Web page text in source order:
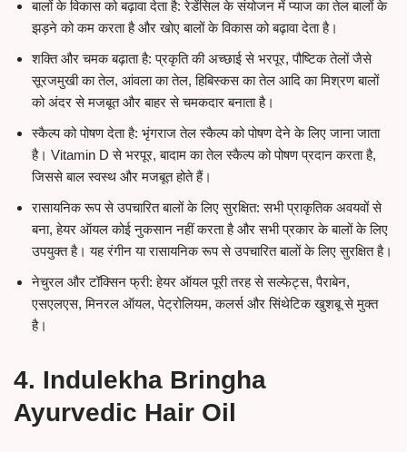
बालों के विकास को बढ़ावा देता है: रेडेंसिल के संयोजन में प्याज का तेल बालों के
झड़ने को कम करता है और खोए बालों के विकास को बढ़ावा देता है।
शक्ति और चमक बढ़ाता है: प्रकृति की अच्छाई से भरपूर, पौष्टिक तेलों जैसे
सूरजमुखी का तेल, आंवला का तेल, हिबिस्कस का तेल आदि का मिश्रण बालों
को अंदर से मजबूत और बाहर से चमकदार बनाता है।
स्कैल्प को पोषण देता है: भृंगराज तेल स्कैल्प को पोषण देने के लिए जाना जाता
है। Vitamin D से भरपूर, बादाम का तेल स्कैल्प को पोषण प्रदान करता है,
जिससे बाल स्वस्थ और मजबूत होते हैं।
रासायनिक रूप से उपचारित बालों के लिए सुरक्षित: सभी प्राकृतिक अवयवों से
बना, हेयर ऑयल कोई नुकसान नहीं करता है और सभी प्रकार के बालों के लिए
उपयुक्त है। यह रंगीन या रासायनिक रूप से उपचारित बालों के लिए सुरक्षित है।
नेचुरल और टॉक्सिन फ्री: हेयर ऑयल पूरी तरह से सल्फेट्स, पैराबेन,
एसएलएस, मिनरल ऑयल, पेट्रोलियम, कलर्स और सिंथेटिक खुशबू से मुक्त
है।
4. Indulekha Bringha
Ayurvedic Hair Oil